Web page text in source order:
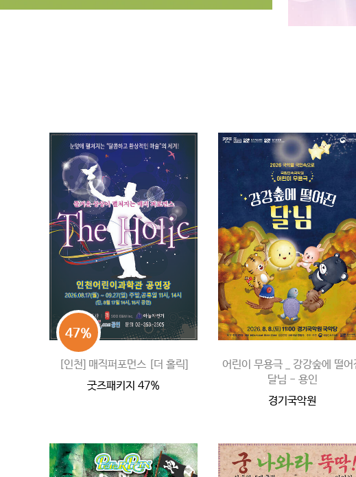
[인천] 매직퍼포먼스 [더 홀릭]
굿즈패키지 47%
47%
어린이 무용극 _ 강강숲에 떨어
달님 - 용인
경기국악원